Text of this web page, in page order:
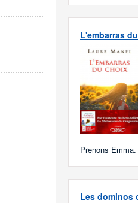
L'embarras
Prenons
Les dominos